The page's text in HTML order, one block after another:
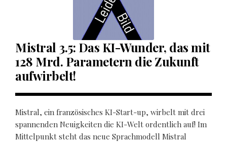
Mistral 3.5: Das KI-Wunder, das mit
128 Mrd. Parametern die Zukunft
aufwirbelt!
Mistral, ein französisches KI-Start-up, wirbelt mit drei
spannenden Neuigkeiten die KI-Welt ordentlich auf! Im
Mittelpunkt steht das neue Sprachmodell Mistral